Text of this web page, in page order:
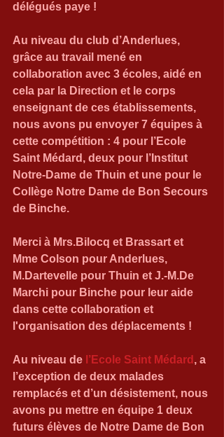
délégués paye !
Au niveau du club d’Anderlues,
grâce au travail mené en
collaboration avec 3 écoles, aidé en
cela par la Direction et le corps
enseignant de ces établissements,
nous avons pu envoyer 7 équipes à
cette compétition : 4 pour l’Ecole
Saint Médard, deux pour l’Institut
Notre-Dame de Thuin et une pour le
Collège Notre Dame de Bon Secours
de Binche.
Merci à Mrs.Bilocq et Brassart et
Mme Colson pour Anderlues,
M.Dartevelle pour Thuin et J.-M.De
Marchi pour Binche pour leur aide
dans cette collaboration et
l'organisation des déplacements !
Au niveau de l’Ecole Saint Médard , a
l’exception de deux malades
remplacés et d’un désistement, nous
avons pu mettre en équipe 1 deux
futurs élèves de Notre Dame de Bon